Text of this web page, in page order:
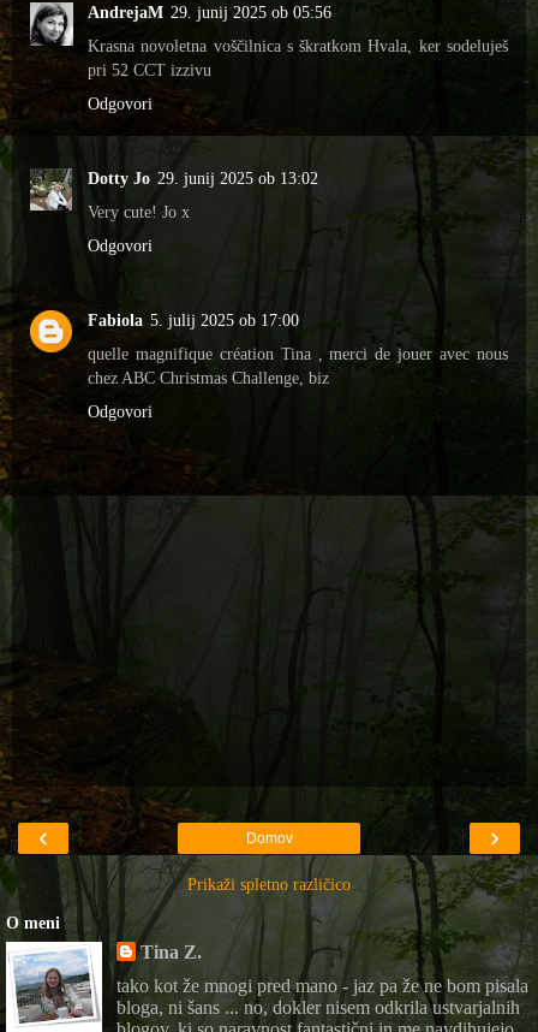
AndrejaM 29. junij 2025 ob 05:56
Krasna novoletna voščilnica s škratkom Hvala, ker sodeluješ
pri 52 CCT izzivu
Odgovori
Dotty Jo 29. junij 2025 ob 13:02
Very cute! Jo x
Odgovori
Fabiola 5. julij 2025 ob 17:00
quelle magnifique création Tina , merci de jouer avec nous
chez ABC Christmas Challenge, biz
Odgovori
‹ ›
Domov
Prikaži spletno različico
O meni
Tina Z.
tako kot že mnogi pred mano - jaz pa že ne bom pisala
bloga, ni šans ... no, dokler nisem odkrila ustvarjalnih